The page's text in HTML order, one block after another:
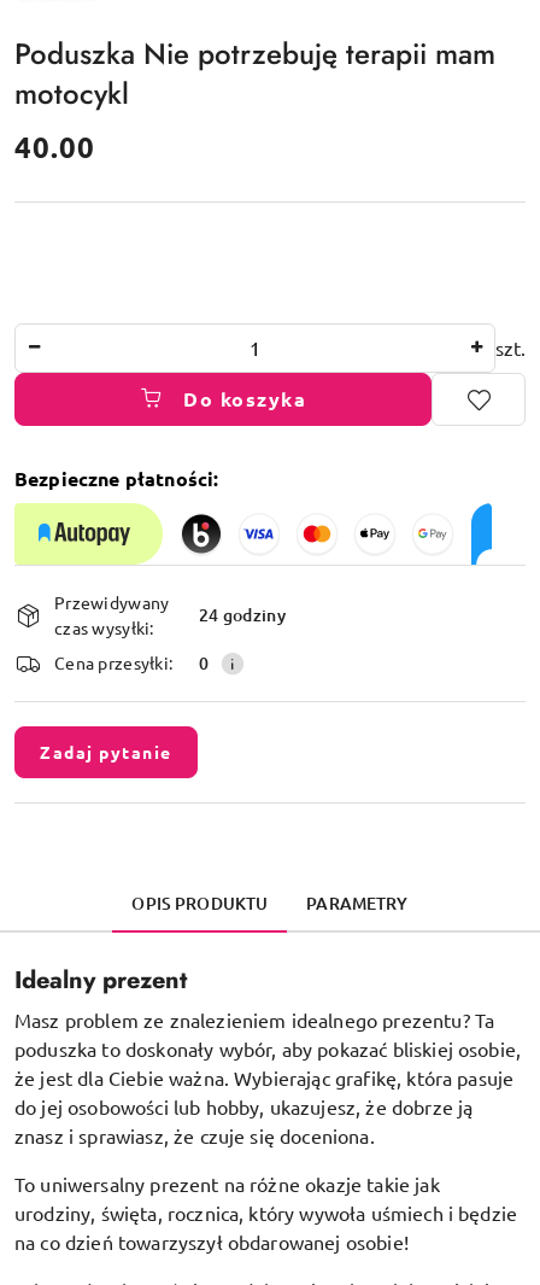
Poduszka Nie potrzebuję terapii mam
motocykl
cena:
40.00
szt.
Do koszyka
Bezpieczne płatności:
Dostępność
i
dostawa
Przewidywany
czas wysyłki:
24 godziny
Cena przesyłki: 0
Zadaj pytanie
OPIS PRODUKTU PARAMETRY
Idealny prezent
Masz problem ze znalezieniem idealnego prezentu? Ta
poduszka to doskonały wybór, aby pokazać bliskiej osobie,
że jest dla Ciebie ważna. Wybierając grafikę, która pasuje
do jej osobowości lub hobby, ukazujesz, że dobrze ją
znasz i sprawiasz, że czuje się doceniona.
To uniwersalny prezent na różne okazje takie jak
urodziny, święta, rocznica, który wywoła uśmiech i będzie
na co dzień towarzyszył obdarowanej osobie!